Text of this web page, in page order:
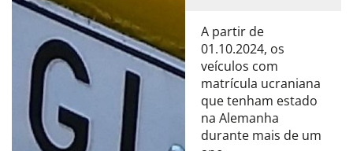
A partir de
01.10.2024, os
veículos com
matrícula ucraniana
que tenham estado
na Alemanha
durante mais de um